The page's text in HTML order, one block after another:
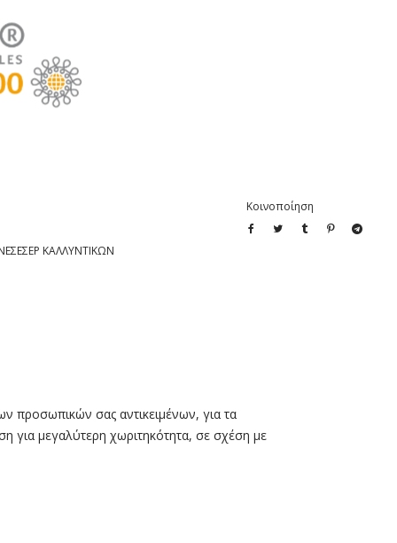
ΚΑΛΛΥΝΤΙΚΩΝ
Κοινοποίηση
προσωπικών σας αντικειμένων, για τα
για μεγαλύτερη χωριτηκότητα, σε σχέση με